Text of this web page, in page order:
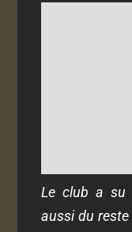
Le club a su
aussi du reste